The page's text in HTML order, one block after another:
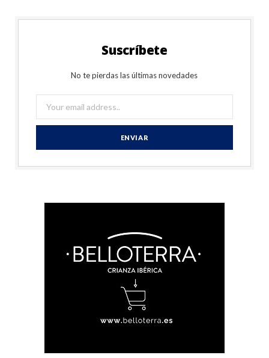
Suscríbete
No te pierdas las últimas novedades